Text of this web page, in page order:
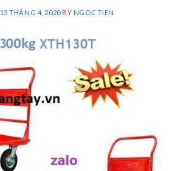
15 THÁNG 4, 2020BY NGOC TIEN